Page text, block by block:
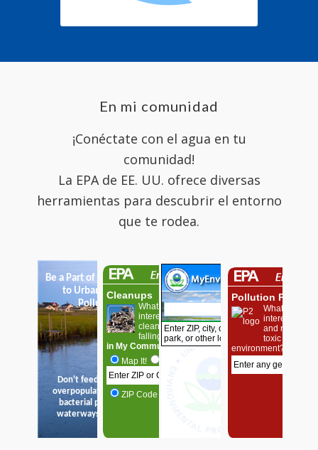
En mi comunidad
¡Conéctate con el agua en tu
comunidad!
La EPA de EE. UU. ofrece diversas
herramientas para descubrir el entorno
que te rodea.